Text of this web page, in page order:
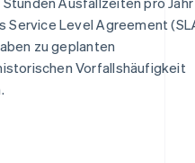
Service Level Agreement
zu geplanten
Vorfallshäufigkeit